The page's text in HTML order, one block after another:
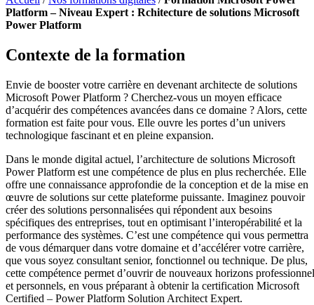
Platform – Niveau Expert : Rchitecture de solutions Microsoft
Power Platform
Contexte de la formation
Envie de booster votre carrière en devenant architecte de solutions
Microsoft Power Platform ? Cherchez-vous un moyen efficace
d’acquérir des compétences avancées dans ce domaine ? Alors, cette
formation est faite pour vous. Elle ouvre les portes d’un univers
technologique fascinant et en pleine expansion.
Dans le monde digital actuel, l’architecture de solutions Microsoft
Power Platform est une compétence de plus en plus recherchée. Elle
offre une connaissance approfondie de la conception et de la mise en
œuvre de solutions sur cette plateforme puissante. Imaginez pouvoir
créer des solutions personnalisées qui répondent aux besoins
spécifiques des entreprises, tout en optimisant l’interopérabilité et la
performance des systèmes. C’est une compétence qui vous permettra
de vous démarquer dans votre domaine et d’accélérer votre carrière,
que vous soyez consultant senior, fonctionnel ou technique. De plus,
cette compétence permet d’ouvrir de nouveaux horizons
et personnels, en vous préparant à obtenir la certification Microsoft
Certified – Power Platform Solution Architect Expert.